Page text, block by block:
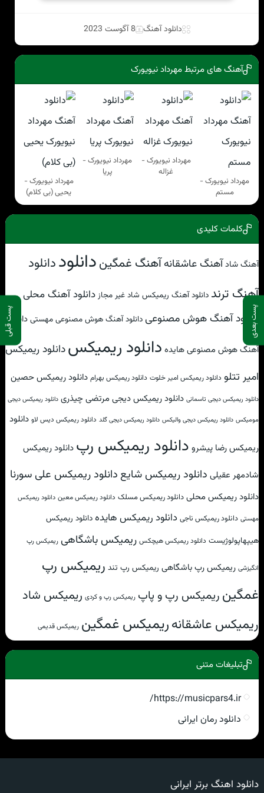
پست بعدی پست قبلی
دانلود آهنگ 8 آگوست 2023
آهنگ های مرتبط مهرداد نیویورک
مهرداد نیویورک -
مستم
مهرداد نیویورک -
غزاله
مهرداد نیویورک -
پریا
مهرداد نیویورک -
یحیی (بی کلام)
کلمات کلیدی
آهنگ شادآهنگ عاشقانهآهنگ غمگیندانلوددانلود
آهنگ ترند دانلود آهنگ ریمیکس شاد غیر مجاز دانلود آهنگ محلی
دانلود آهنگ هوش مصنوعیدانلود آهنگ هوش مصنوعی مهستیدانلود
آهنگ هوش مصنوعی هایده دانلود ریمیکسدانلود ریمیکس
امیر تتلو دانلود ریمیکس امیر خلوت دانلود ریمیکس بهرام دانلود ریمیکس حصین
دانلود ریمیکس دیجی تاسمانی دانلود ریمیکس دیجی مرتضی چیذری دانلود ریمیکس دیجی
مومیکس دانلود ریمیکس دیجی والیکس دانلود ریمیکس دیجی گلد دانلود ریمیکس دیس لاو دانلود
ریمیکس رضا پیشرو دانلود ریمیکس رپ دانلود ریمیکس
شادمهر عقیلی دانلود ریمیکس شایع دانلود ریمیکس علی سورنا
دانلود ریمیکس محلی دانلود ریمیکس مسلک دانلود ریمیکس معین دانلود ریمیکس
مهستی دانلود ریمیکس ناجی دانلود ریمیکس هایدهدانلود ریمیکس
هیپهاپولوژیست دانلود ریمیکس هیچکس ریمیکس باشگاهی ریمیکس رپ
انگیزشی ریمیکس رپ باشگاهی ریمیکس رپ تند ریمیکس رپ
غمگین ریمیکس رپ و پاپ ریمیکس رپ و کردی ریمیکس شاد
ریمیکس عاشقانهریمیکس غمگین ریمیکس قدیمی
تبلیغات متنی
https://musicpars4.ir/
دانلود رمان ایرانی
دانلود اهنگ برتر ایرانی